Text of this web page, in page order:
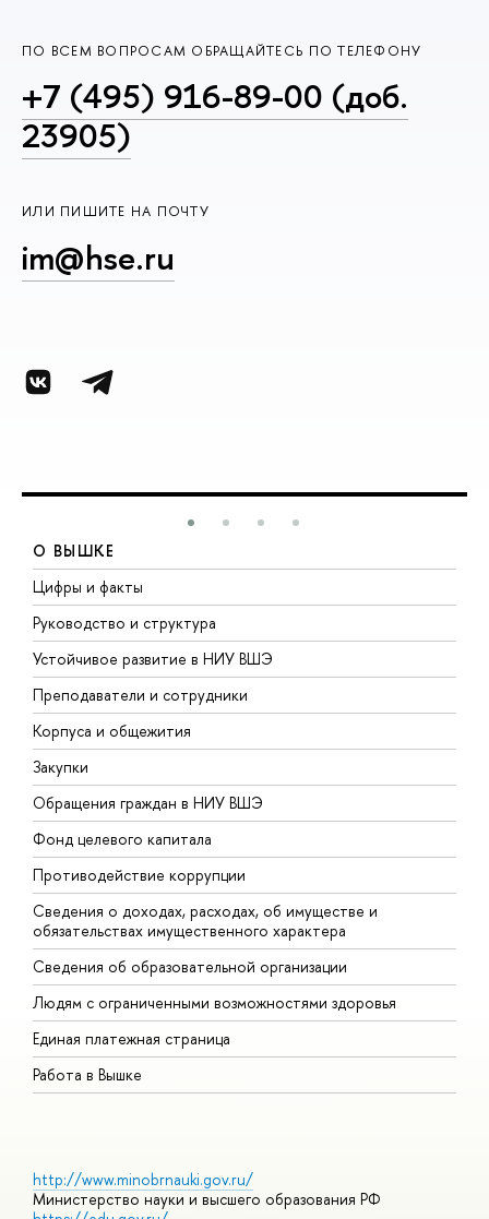
ПО ВСЕМ ВОПРОСАМ ОБРАЩАЙТЕСЬ ПО ТЕЛЕФОНУ
+7 (495) 916-89-00 (доб.
23905)
ИЛИ ПИШИТЕ НА ПОЧТУ
im@hse.ru
О ВЫШКЕ
Цифры и факты
Руководство и структура
Устойчивое развитие в НИУ ВШЭ
Преподаватели и сотрудники
Корпуса и общежития
Закупки
Обращения граждан в НИУ ВШЭ
Фонд целевого капитала
Противодействие коррупции
Сведения о доходах, расходах, об имуществе и
обязательствах имущественного характера
Сведения об образовательной организации
Людям с ограниченными возможностями здоровья
Единая платежная страница
Работа в Вышке
http://www.minobrnauki.gov.ru/
Министерство науки и высшего образования РФ